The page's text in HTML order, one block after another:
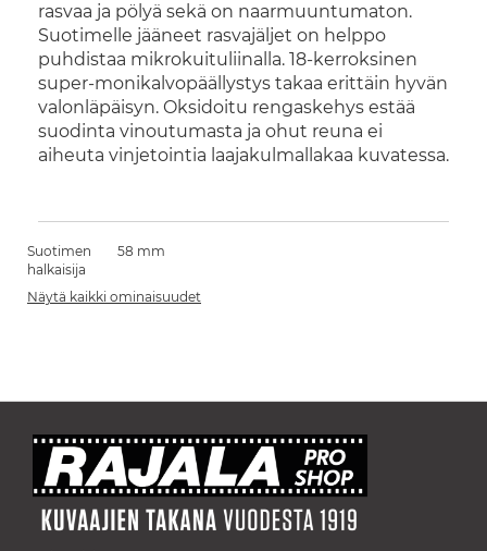
rasvaa ja pölyä sekä on naarmuuntumaton.
Suotimelle jääneet rasvajäljet on helppo
puhdistaa mikrokuituliinalla. 18-kerroksinen
super-monikalvopäällystys takaa erittäin hyvän
valonläpäisyn. Oksidoitu rengaskehys estää
suodinta vinoutumasta ja ohut reuna ei
aiheuta vinjetointia laajakulmallakaa kuvatessa.
Suotimen
halkaisija
58 mm
Näytä kaikki ominaisuudet